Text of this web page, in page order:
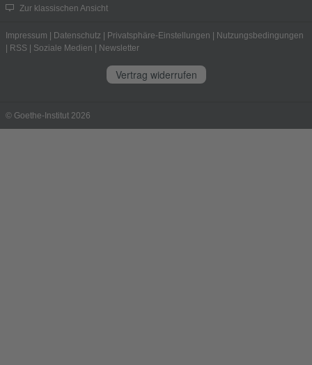
Zur klassischen Ansicht
Impressum Datenschutz Privatsphäre-Einstellungen
Nutzungsbedingungen
RSS Soziale Medien Newsletter
Vertrag widerrufen
© Goethe-Institut 2026